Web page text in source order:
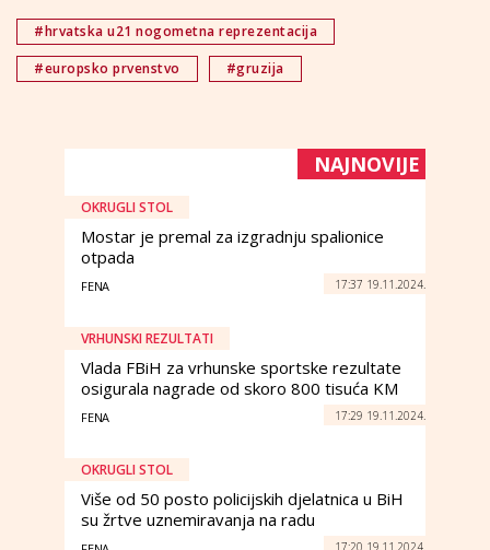
#hrvatska u21 nogometna reprezentacija
#europsko prvenstvo
#gruzija
NAJNOVIJE
OKRUGLI STOL
Mostar je premal za izgradnju spalionice
otpada
FENA 17:37 19.11.2024.
VRHUNSKI REZULTATI
Vlada FBiH za vrhunske sportske rezultate
osigurala nagrade od skoro 800 tisuća KM
FENA 17:29 19.11.2024.
OKRUGLI STOL
Više od 50 posto policijskih djelatnica u BiH
su žrtve uznemiravanja na radu
17:20 19.11.2024.